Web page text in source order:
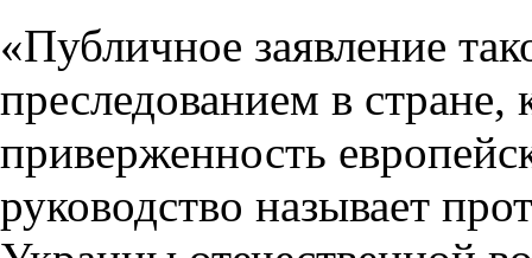
«Публичное заявление
преследованием в стране,
приверженность
руководство называет